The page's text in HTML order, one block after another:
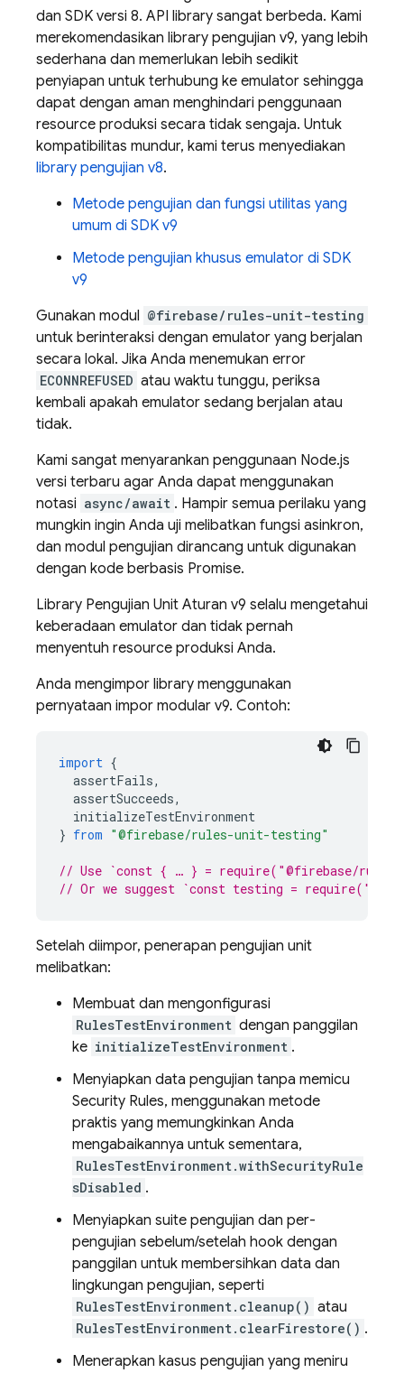
dan SDK versi 8. API library sangat berbeda. Kami
merekomendasikan library pengujian v9, yang lebih
sederhana dan memerlukan lebih sedikit
penyiapan untuk terhubung ke emulator sehingga
dapat dengan aman menghindari penggunaan
resource produksi secara tidak sengaja. Untuk
kompatibilitas mundur, kami terus menyediakan
library pengujian v8.
Metode pengujian dan fungsi utilitas yang
umum di SDK v9
Metode pengujian khusus emulator di SDK
v9
Gunakan modul @firebase/rules-unit-testing
untuk berinteraksi dengan emulator yang berjalan
secara lokal. Jika Anda menemukan error
ECONNREFUSED atau waktu tunggu, periksa
kembali apakah emulator sedang berjalan atau
tidak.
Kami sangat menyarankan penggunaan Node.js
versi terbaru agar Anda dapat menggunakan
notasi async/await . Hampir semua perilaku yang
mungkin ingin Anda uji melibatkan fungsi asinkron,
dan modul pengujian dirancang untuk digunakan
dengan kode berbasis Promise.
Library Pengujian Unit Aturan v9 selalu mengetahui
keberadaan emulator dan tidak pernah
menyentuh resource produksi Anda.
Anda mengimpor library menggunakan
pernyataan impor modular v9. Contoh:
import {
assertFails,
assertSucceeds,
initializeTestEnvironment
} from "@firebase/rules-unit-testing"
// Use `const { … } = require("@firebase/
// Or we suggest `const testing =
Setelah diimpor, penerapan pengujian unit
melibatkan:
Membuat dan mengonfigurasi
RulesTestEnvironment dengan panggilan
ke initializeTestEnvironment .
Menyiapkan data pengujian tanpa memicu
Security Rules, menggunakan metode
praktis yang memungkinkan Anda
mengabaikannya untuk sementara,
RulesTestEnvironment.withSecurityRule
sDisabled .
Menyiapkan suite pengujian dan per-
pengujian sebelum/setelah hook dengan
panggilan untuk membersihkan data dan
lingkungan pengujian, seperti
RulesTestEnvironment.cleanup() atau
RulesTestEnvironment.clearFirestore() .
Menerapkan kasus pengujian yang meniru